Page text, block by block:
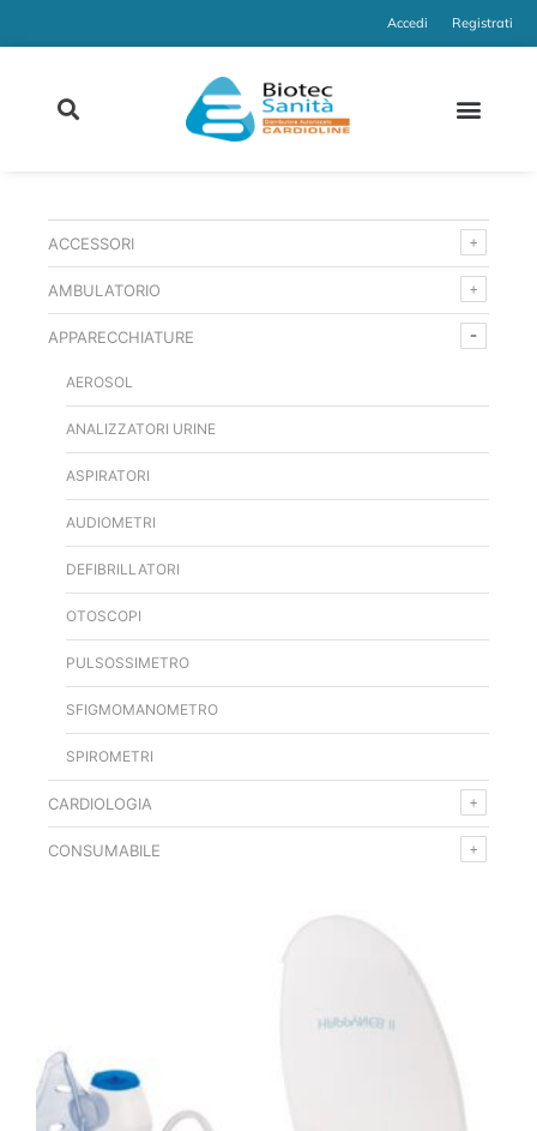
Accedi Registrati
ACCESSORI
AMBULATORIO
APPARECCHIATURE
AEROSOL
ANALIZZATORI URINE
ASPIRATORI
AUDIOMETRI
DEFIBRILLATORI
OTOSCOPI
PULSOSSIMETRO
SFIGMOMANOMETRO
SPIROMETRI
CARDIOLOGIA
CONSUMABILE